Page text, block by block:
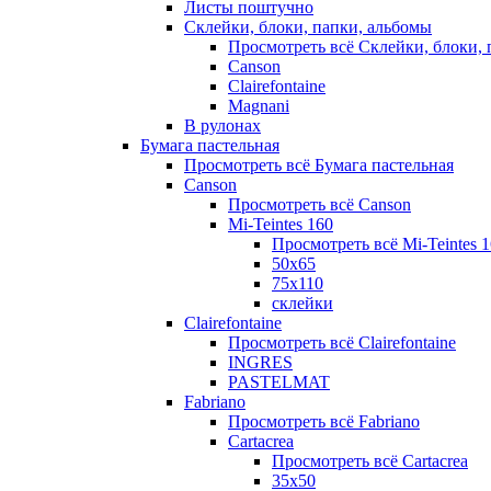
Листы поштучно
Склейки, блоки, папки, альбомы
Просмотреть всё Склейки, блоки,
Canson
Clairefontaine
Magnani
В рулонах
Бумага пастельная
Просмотреть всё Бумага пастельная
Canson
Просмотреть всё Canson
Mi-Teintes 160
Просмотреть всё Mi-Teintes
50х65
75х110
склейки
Clairefontaine
Просмотреть всё Clairefontaine
INGRES
PASTELMAT
Fabriano
Просмотреть всё Fabriano
Cartacrea
Просмотреть всё Cartacrea
35х50